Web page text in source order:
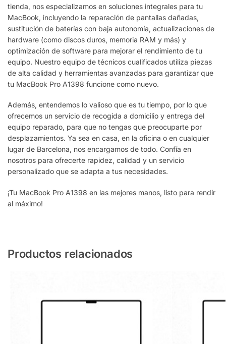
tienda, nos especializamos en soluciones integrales para tu
MacBook, incluyendo la reparación de pantallas dañadas,
sustitución de baterías con baja autonomía, actualizaciones de
hardware (como discos duros, memoria RAM y más) y
optimización de software para mejorar el rendimiento de tu
equipo. Nuestro equipo de técnicos cualificados utiliza piezas
de alta calidad y herramientas avanzadas para garantizar que
tu MacBook Pro A1398 funcione como nuevo.
Además, entendemos lo valioso que es tu tiempo, por lo que
ofrecemos un servicio de recogida a domicilio y entrega del
equipo reparado, para que no tengas que preocuparte por
desplazamientos. Ya sea en casa, en la oficina o en cualquier
lugar de Barcelona, nos encargamos de todo. Confía en
nosotros para ofrecerte rapidez, calidad y un servicio
personalizado que se adapta a tus necesidades.
¡Tu MacBook Pro A1398 en las mejores manos, listo para rendir
al máximo!
Productos relacionados